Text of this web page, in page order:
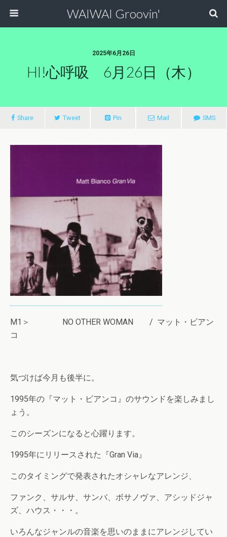
WAIWAI Groovin'
2025年6月26日
HI!心呼吸 6月26日（木）
Share Tweet Pin Mail SMS
M1＞ NO OTHER WOMAN / マット・ビアン
コ
気づけば今月も後半に。
1995年の『マット・ビアンコ』のサウンドを楽しみまし
ょう。
このシーズンになると心躍ります。
1995年にリリースされた『Gran Via』
このタイミングで発表されたオシャレなアレンジ、
ファンク、サルサ、サンバ、ボサノヴァ、アシッドジャ
ズ、ハウス・・・。
いろんなジャンルの音楽を思いのままにアレンジしてい